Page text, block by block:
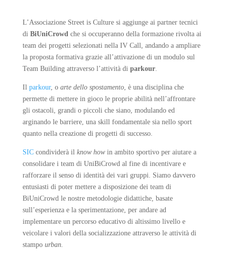
L’Associazione Street is Culture si aggiunge ai partner tecnici
di BiUniCrowdche si occuperanno della formazione rivolta ai
team dei progetti selezionati nella IV Call, andando a ampliare
la proposta formativa grazie all’attivazione di un modulo sul
Team Building attraverso l’attività di parkour.
Il parkour, o arte dello spostamento, è una disciplina che
permette di mettere in gioco le proprie abilità nell’affrontare
gli ostacoli, grandi o piccoli che siano, modulando ed
arginando le barriere, una skill fondamentale sia nello sport
quanto nella creazione di progetti di successo.
SICcondividerà il know howin ambito sportivo per aiutare a
consolidare i team di UniBiCrowd al fine di incentivare e
rafforzare il senso di identità dei vari gruppi. Siamo davvero
entusiasti di poter mettere a disposizione dei team di
BiUniCrowd le nostre metodologie didattiche, basate
sull’esperienza e la sperimentazione, per andare ad
implementare un percorso educativo di altissimo livello e
veicolare i valori della socializzazione attraverso le attività di
stampo urban.